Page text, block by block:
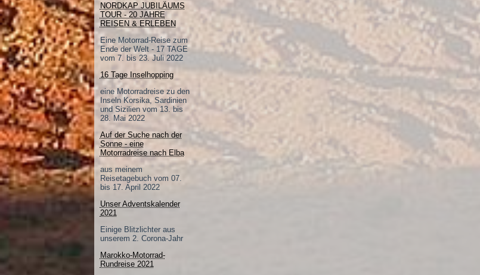
NORDKAP JUBILÄUMS
TOUR - 20 JAHRE
REISEN & ERLEBEN
Eine Motorrad-Reise zum
Ende der Welt - 17 TAGE
vom 7. bis 23. Juli 2022
16 Tage Inselhopping
eine Motorradreise zu den
Inseln Korsika, Sardinien
und Sizilien vom 13. bis
28. Mai 2022
Auf der Suche nach der
Sonne - eine
Motorradreise nach Elba
aus meinem
Reisetagebuch vom 07.
bis 17. April 2022
Unser Adventskalender
2021
Einige Blitzlichter aus
unserem 2. Corona-Jahr
Marokko-Motorrad-
Rundreise 2021